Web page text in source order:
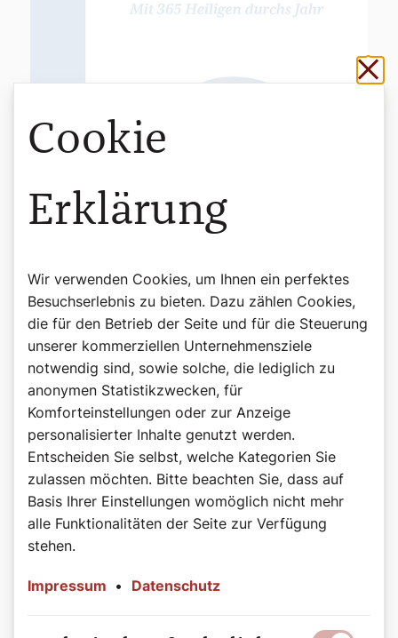
Das Buch zum Podcast
Heilige, das sind beeindruckende Persönlichkeiten auf
allen Kontinenten, in allen Jahrhunderten: Herrscher und
Sklaven, Brave und Aufmüpfige, Geistliche und Laien.
Diese bunte Schar porträtiert Autorin Bernadette Spitzer
in kurzweilig-informativen Geschichten, wobei sie die
hervorkehrt. Sie übersetzt die teils sperrigen Quellen in
Cookie
Erklärung
Wir verwenden Cookies, um Ihnen ein perfektes
Besuchserlebnis zu bieten. Dazu zählen Cookies,
die für den Betrieb der Seite und für die Steuerung
unserer kommerziellen Unternehmensziele
notwendig sind, sowie solche, die lediglich zu
anonymen Statistikzwecken, für
Komforteinstellungen oder zur Anzeige
personalisierter Inhalte genutzt werden.
Entscheiden Sie selbst, welche Kategorien Sie
zulassen möchten. Bitte beachten Sie, dass auf
Basis Ihrer Einstellungen womöglich nicht mehr
alle Funktionalitäten der Seite zur Verfügung
stehen.
Impressum • Datenschutz